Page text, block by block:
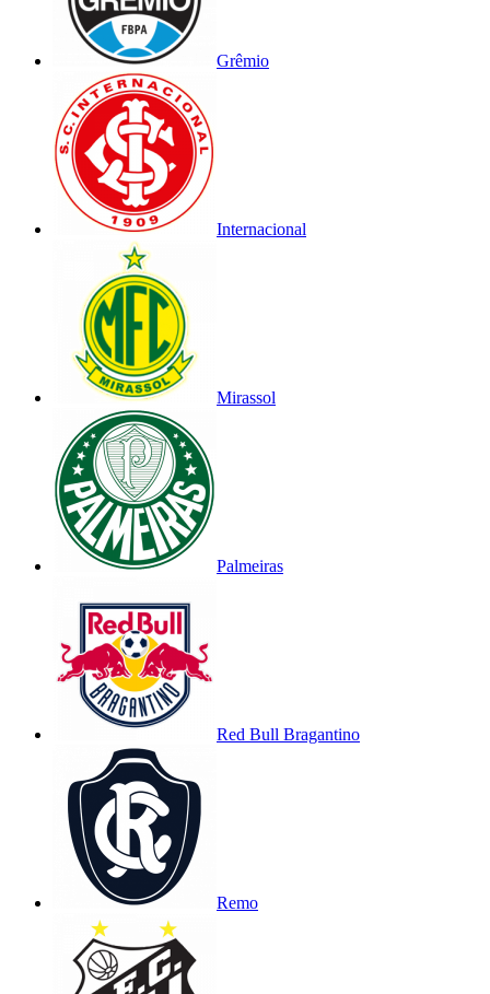
Grêmio
Internacional
Mirassol
Palmeiras
Red Bull Bragantino
Remo